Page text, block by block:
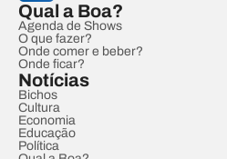
Qual a Boa?
Agenda de Shows
O que fazer?
Onde comer e beber?
Onde ficar?
Notícias
Bichos
Cultura
Economia
Educação
Política